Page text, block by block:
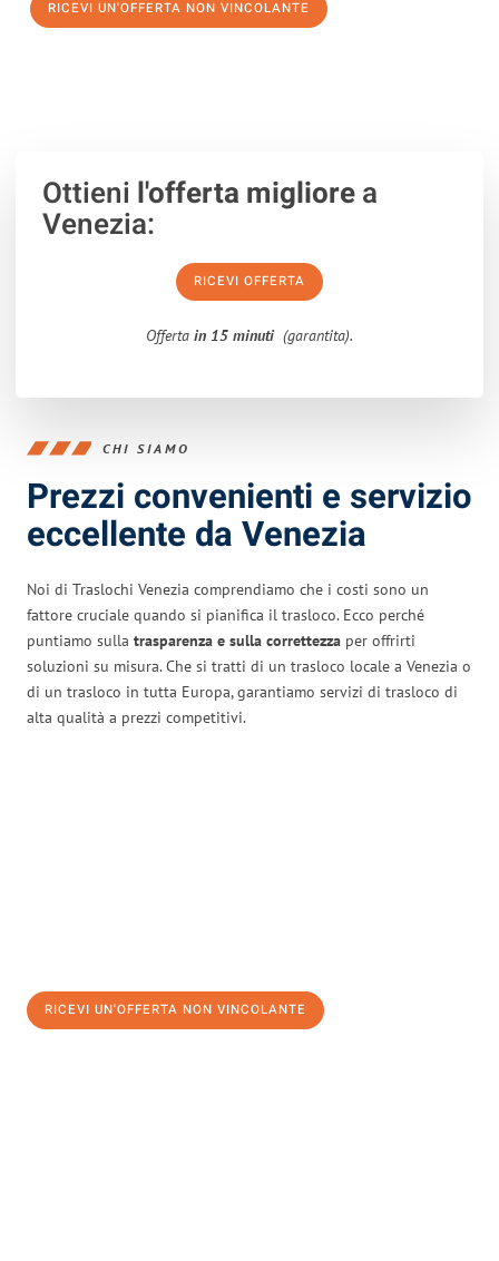
RICEVI UN'OFFERTA NON VINCOLANTE
Ottieni l'offerta migliorea
Venezia:
RICEVI OFFERTA
Offerta in 15 minuti (garantita).
CHI SIAMO
Prezzi convenienti e servizio
eccellente da Venezia
Noi di Traslochi Venezia comprendiamo che i costi sono un
fattore cruciale quando si pianifica il trasloco. Ecco perché
puntiamo sulla trasparenza e sulla correttezza per offrirti
soluzioni su misura. Che si tratti di un trasloco locale a Venezia o
di un trasloco in tutta Europa, garantiamo servizi di trasloco di
alta qualità a prezzi competitivi.
RICEVI UN'OFFERTA NON VINCOLANTE